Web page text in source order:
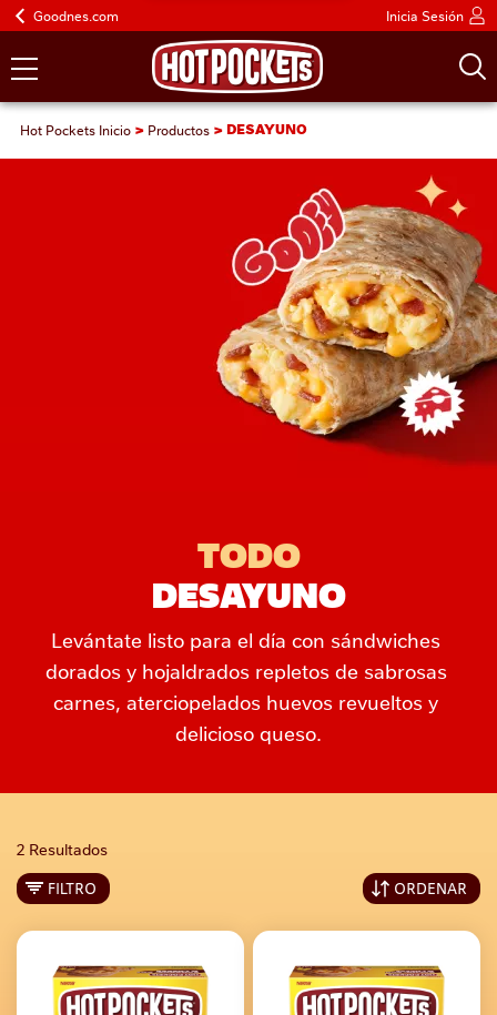
Goodnes.com Inicia Sesión
Hot Pockets Inicio Productos DESAYUNO
TODO
DESAYUNO
Levántate listo para el día con sándwiches
dorados y hojaldrados repletos de sabrosas
carnes, aterciopelados huevos revueltos y
delicioso queso.
2 Resultados
FILTRO ORDENAR